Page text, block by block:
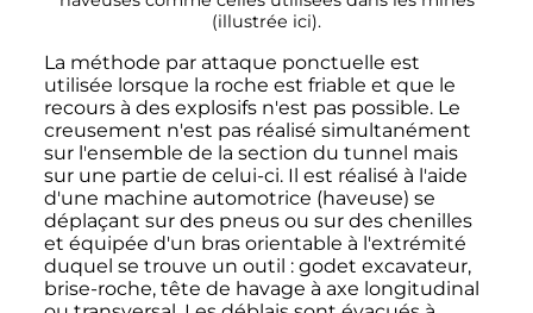
(illustrée ici).
La méthode par attaque ponctuelle est
utilisée lorsque la roche est friable et que le
recours à des explosifs n'est pas possible. Le
creusement n'est pas réalisé simultanément
sur l'ensemble de la section du tunnel mais
sur une partie de celui-ci. Il est réalisé à l'aide
d'une machine automotrice (haveuse) se
déplaçant sur des pneus ou sur des chenilles
et équipée d'un bras orientable à l'extrémité
duquel se trouve un outil : godet excavateur,
brise-roche, tête de havage à axe longitudinal